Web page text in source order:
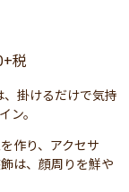
税
、掛けるだけで気持
ン。
作り、アクセサ
は、顔周りを鮮や